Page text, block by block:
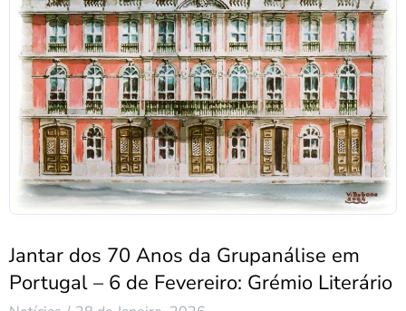
Jantar dos 70 Anos da Grupanálise em
Portugal – 6 de Fevereiro: Grémio Literário